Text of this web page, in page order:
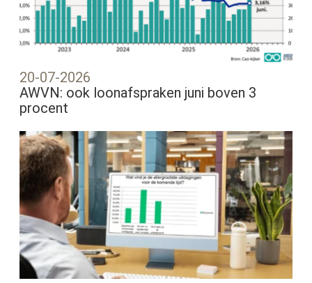
20-07-2026
AWVN: ook loonafspraken juni boven 3
procent